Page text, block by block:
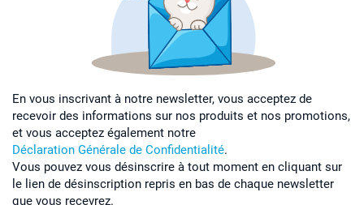
En vous inscrivant à notre newsletter, vous acceptez de
recevoir des informations sur nos produits et nos promotions,
et vous acceptez également notre
Déclaration Générale de Confidentialité.
Vous pouvez vous désinscrire à tout moment en cliquant sur
le lien de désinscription repris en bas de chaque newsletter
que vous recevrez.